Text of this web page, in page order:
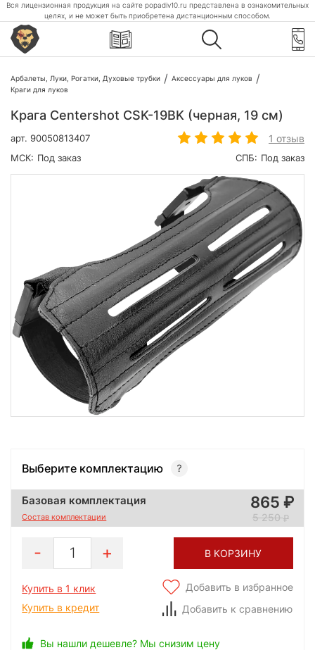
Вся лицензионная продукция на сайте popadiv10.ru представлена в ознакомительных
целях, и не может быть приобретена дистанционным способом.
Арбалеты, Луки, Рогатки, Духовые трубки
Аксессуары для луков
Краги для луков
Крага Centershot CSK-19BK (черная, 19 см)
арт. 90050813407 1 отзыв
МСК: Под заказ СПБ: Под заказ
Выберите комплектацию
Базовая комплектация
Состав комплектации
865
5 250
1 В КОРЗИНУ
Купить в 1 клик
Купить в кредит
Добавить в избранное
Добавить к сравнению
Вы нашли дешевле? Мы снизим цену